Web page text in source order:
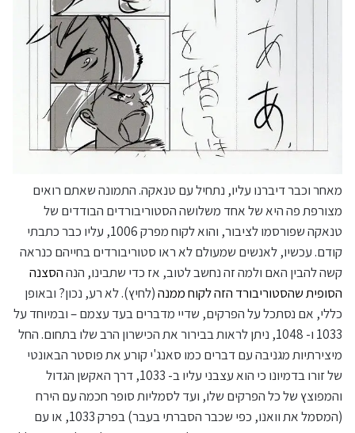
מאחר וכבר דיברנו עליו, נתחיל עם טנאקה. התמונה שאתם רואים
מצורפת פה היא של אחד משלושה הסטוריבורדים הבודדים של
טנאקה שפורסמו לציבור, והוא לקוח מפרק 1006, עליו כבר כתבתי
קודם. עכשיו, לאנשים שמעולם לא ראו סטוריבורדים בחייהם כנראה
קשה להבין האם ולמה זה נחשב לטוב, אז כדי שתבינו, הנההסצנה
הסופית שהסטוריבורד הזה לקוח ממנה(לחיץ). לא רע, נכון? ובאופן
כללי, אם נסתכל על הפרקים, שדיי מדברים בעד עצמם – ובמיוחד על
1033 ו- 1048, ניתן לראות בבירור את הכישרון הרב שלו בתחום. החל
מיצירתיות מגניבה עם דברים כמו סאנג'י קורע את פוסטר הבאונטי
של זורו בדמיונו כי הוא עצבני עליו ב- 1033, דרך האקשן הגדול
והמפוצץ של כל הפרקים שלו, ועד לסמליות סופר חכמה עם הירח
(המסמל את וואנו, כפי שכבר הסברתי בעבר) בפרק 1033, או עם